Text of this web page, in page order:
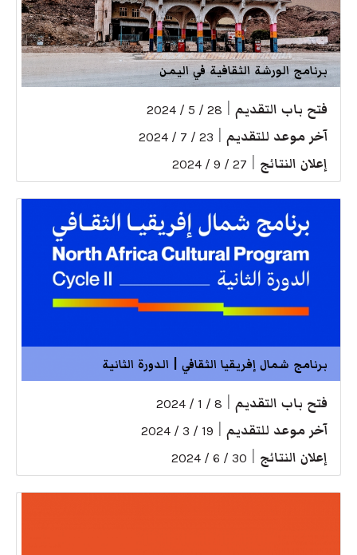
برنامج الورشة الثقافية في اليمن
فتح باب التقديم 28 / 5 / 2024
آخر موعد للتقديم 23 / 7 / 2024
إعلان النتائج 27 / 9 / 2024
برنامج شمال إفريقيا الثقافي | الدورة الثانية
فتح باب التقديم 8 / 1 / 2024
آخر موعد للتقديم 19 / 3 / 2024
إعلان النتائج 30 / 6 / 2024